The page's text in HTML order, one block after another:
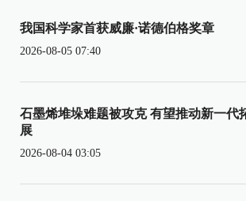
我国科学家首获威廉·诺德伯格奖章
2026-08-05 07:40
石墨烯堆垛难题被攻克 有望推动新一代
展
2026-08-04 03:05